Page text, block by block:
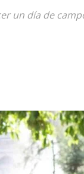
un día de